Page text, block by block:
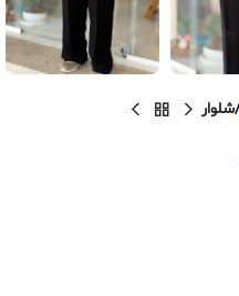
شلوار